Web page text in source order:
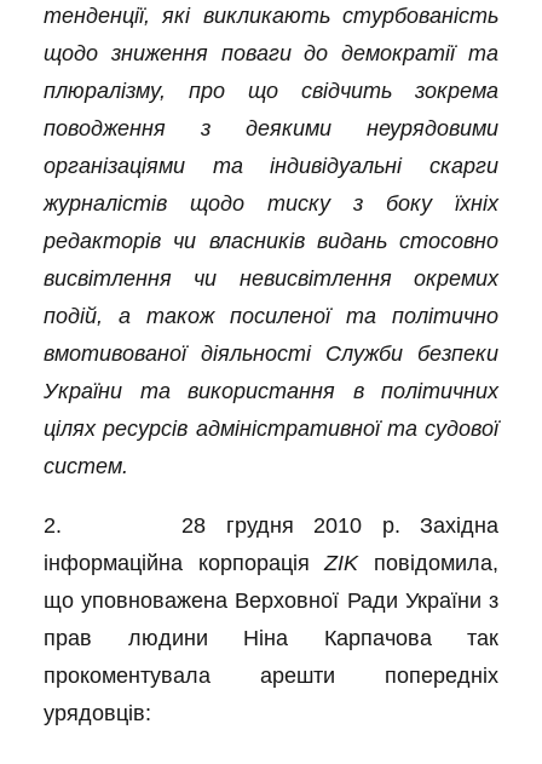
тенденції, які викликають стурбованість
щодо зниження поваги до демократії та
плюралізму, про що свідчить зокрема
поводження з деякими неурядовими
організаціями та індивідуальні скарги
журналістів щодо тиску з боку їхніх
редакторів чи власників видань стосовно
висвітлення чи невисвітлення окремих
подій, а також посиленої та політично
вмотивованої діяльності Служби безпеки
України та використання в політичних
цілях ресурсів адміністративної та судової
систем.
2. 28 грудня 2010 р. Західна
інформаційна корпораціяZIKповідомила,
що уповноважена Верховної Ради України з
прав людини Ніна Карпачова так
прокоментувала арешти попередніх
урядовців: